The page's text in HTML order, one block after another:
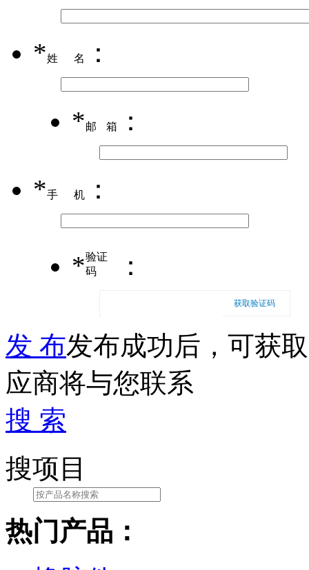
*姓名 ：
*邮箱 ：
*手机 ：
*验证
码
：
获取验证码
发 布发布成功后，可获
应商将与您联系
搜 索
搜项目
热门产品：